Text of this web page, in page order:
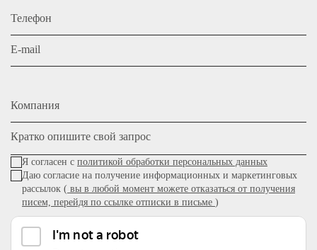
Телефон
E-mail
Компания
Кратко опишите свой запрос
Я согласен с политикой обработки персональных данных
Даю согласие на получение информационных и маркетинговых
рассылок ( вы в любой момент можете отказаться от получения
писем, перейдя по ссылке отписки в письме )